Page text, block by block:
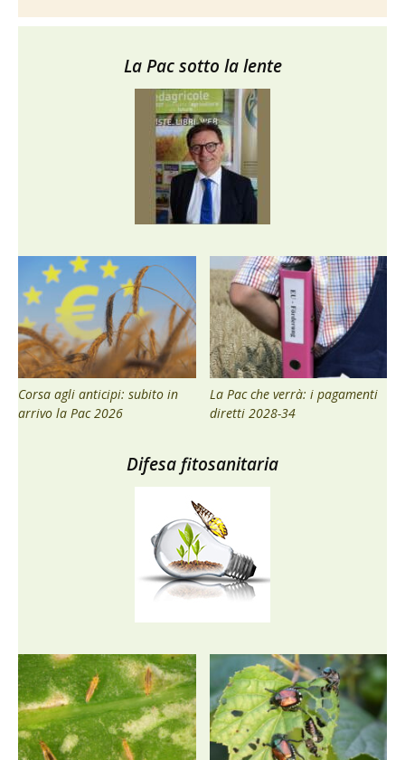
La Pac sotto la lente
Corsa agli anticipi: subito in
arrivo la Pac 2026
La Pac che verrà: i pagamenti
diretti 2028-34
Difesa fitosanitaria